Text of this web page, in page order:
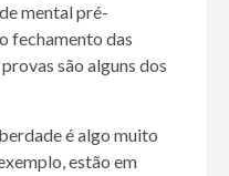
mental pré-
fechamento das
são alguns dos
é algo muito
estão em